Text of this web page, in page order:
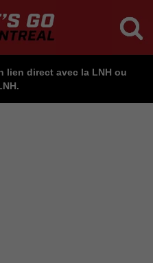
lien direct avec la LNH ou